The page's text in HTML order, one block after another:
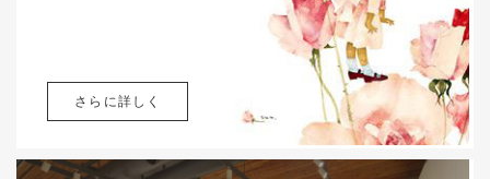
さらに詳しく